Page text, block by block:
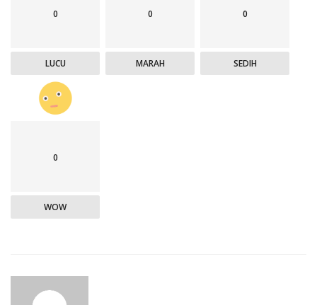
0
LUCU
0
MARAH
0
SEDIH
0
WOW